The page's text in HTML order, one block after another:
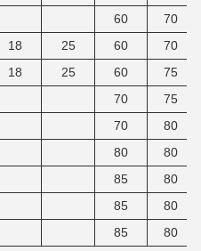
60
70
18 25 60
70
18 25 60
75
70
75
70
80
80
80
85
80
85
80
85
80